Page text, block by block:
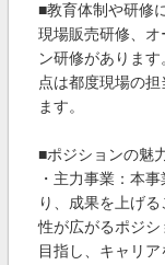
■教育体制や研修
現場販売研修、
ン研修がありま
点は都度現場の
ます。
■ポジションの魅
・主力事業：本
り、成果を上げ
性が広がるポジ
目指し、キャリ